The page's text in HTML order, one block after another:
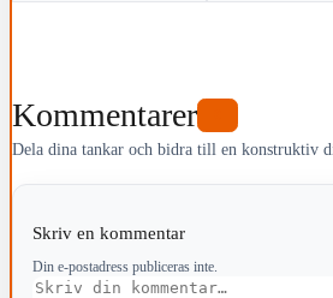
Kommentarer
Dela dina tankar och bidra till en konstruktiv
Skriv en kommentar
Din e-postadress publiceras inte.
Kommentar